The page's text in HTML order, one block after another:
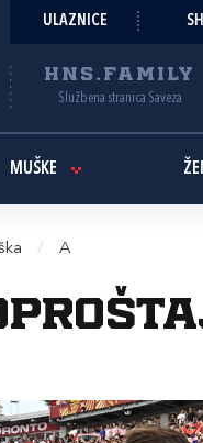
ULAZNICE
HNS.FAMILY
Službena stranica Saveza
MUŠKE
/ A